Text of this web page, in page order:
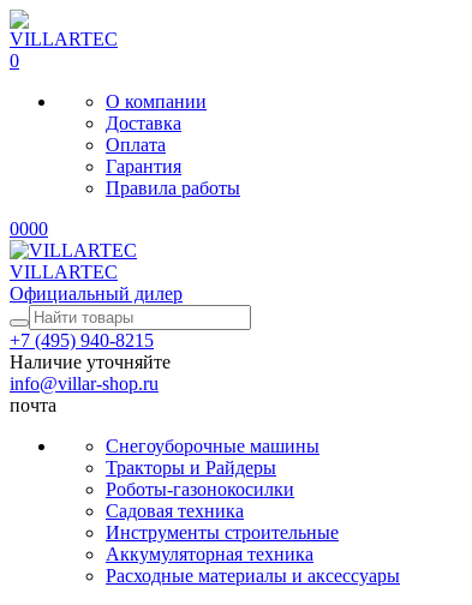
0
О компании
Доставка
Оплата
Гарантия
Правила работы
0000
VILLARTEC
Официальный дилер
+7 (495) 940-8215
Наличие уточняйте
info@villar-shop.ru
почта
Снегоуборочные машины
Тракторы и Райдеры
Роботы-газонокосилки
Садовая техника
Инструменты строительные
Аккумуляторная техника
Расходные материалы и аксессуары